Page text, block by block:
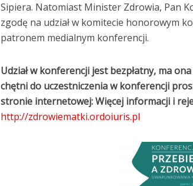
Sipiera. Natomiast Minister Zdrowia, Pan
zgodę na udział w komitecie honorowym
patronem medialnym konferencji.
Udział w konferencji jest bezpłatny, ma
chętni do uczestniczenia w konferencji
stronie internetowej: Więcej informacji i
http://zdrowiematki.ordoiuris.pl